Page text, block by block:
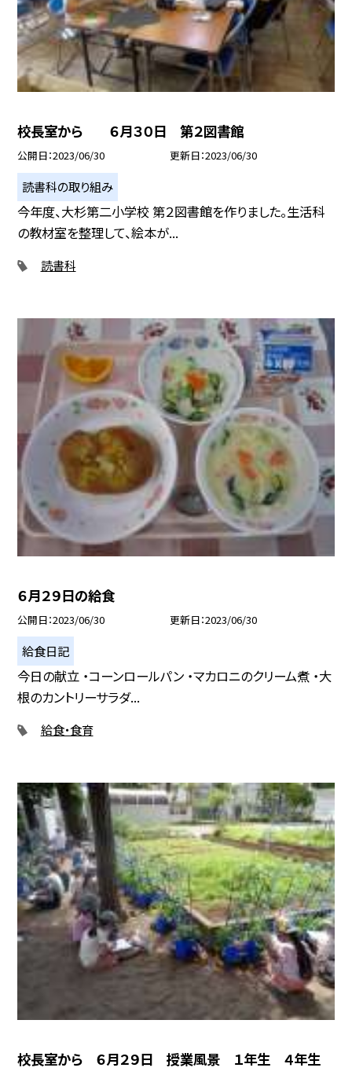
校長室から ６月３０日 第２図書館
公開日 2023/06/30 更新日 2023/06/30
読書科の取り組み
今年度、大杉第二小学校 第２図書館を作りました。生活科
の教材室を整理して、絵本が...
読書科
６月２９日の給食
公開日 2023/06/30 更新日 2023/06/30
給食日記
今日の献立 ・コーンロールパン ・マカロニのクリーム煮 ・大
根のカントリーサラダ...
給食・食育
校長室から ６月２９日 授業風景 １年生 ４年生